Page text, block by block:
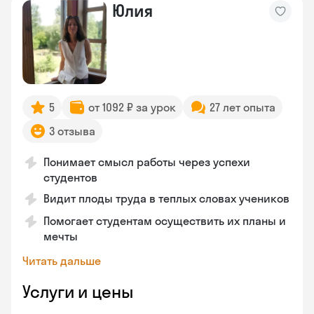
Юлия
5 от 1092 ₽ за урок
27 лет опыта
3 отзыва
Понимает смысл работы через успехи
студентов
Видит плоды труда в теплых словах учеников
Помогает студентам осуществить их планы и
мечты
Читать дальше
Услуги и цены